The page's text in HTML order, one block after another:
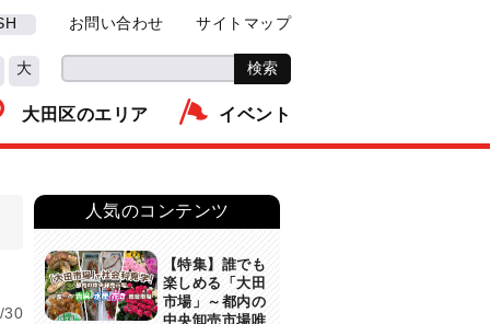
お問い合わせ サイトマップ
大
大田区のエリア イベント
30
人気のコンテンツ
【特集】誰でも
楽しめる「大田
市場」～都内の
中央卸売市場唯